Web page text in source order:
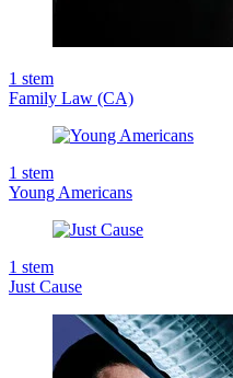
1 stem
Family Law (CA)
1 stem
Young Americans
1 stem
Just Cause